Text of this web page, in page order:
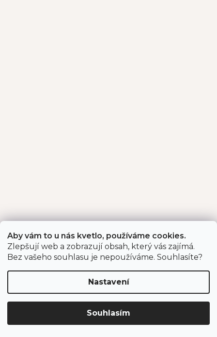
Aby vám to u nás kvetlo, používáme cookies.
Zlepšují web a zobrazují obsah, který vás zajímá.
Bez vašeho souhlasu je nepoužíváme. Souhlasíte?
Nastavení
Souhlasím